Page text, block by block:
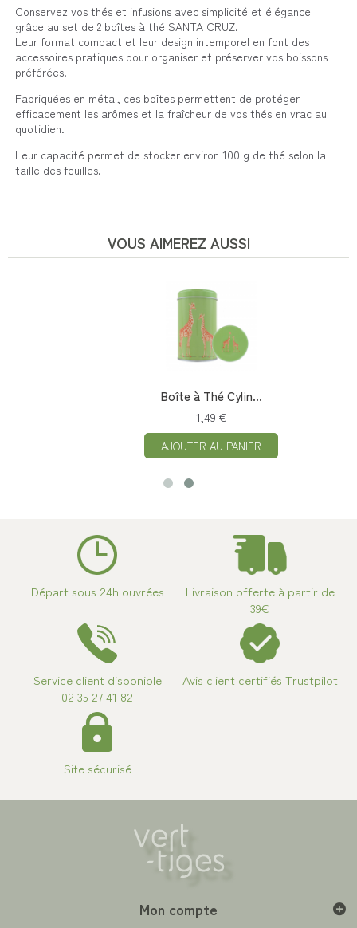
Conservez vos thés et infusions avec simplicité et élégance
grâce au set de 2 boîtes à thé SANTA CRUZ.
Leur format compact et leur design intemporel en font des
accessoires pratiques pour organiser et préserver vos boissons
préférées.
Fabriquées en métal, ces boîtes permettent de protéger
efficacement les arômes et la fraîcheur de vos thés en vrac au
quotidien.
Leur capacité permet de stocker environ 100 g de thé selon la
taille des feuilles.
VOUS AIMEREZ AUSSI
Boîte à Thé Cylin...
AJOUTER AU PANIER
Départ sous 24h ouvrées
Livraison offerte à partir de
39€
Service client disponible
02 35 27 41 82
Avis client certifiés Trustpilot
Site sécurisé
Mon compte